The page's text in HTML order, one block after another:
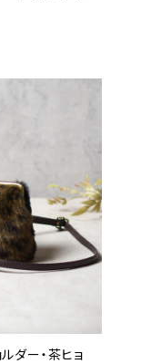
ダー・茶ヒョ